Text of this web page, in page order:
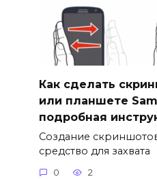
Как сделать
или планшете
подробная
Создание
средство для захвата
0 2